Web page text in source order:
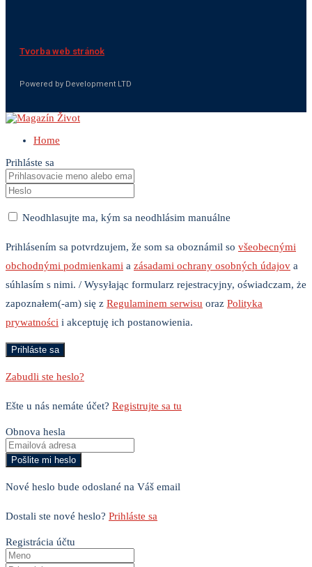
Tvorba web stránok
Powered by Development LTD
Home
Prihláste sa
Neodhlasujte ma, kým sa neodhlásim manuálne
Prihlásením sa potvrdzujem, že som sa oboznámil so všeobecnými
obchodnými podmienkami a zásadami ochrany osobných údajov a
súhlasím s nimi. / Wysyłając formularz rejestracyjny, oświadczam, że
zapoznałem(-am) się z Regulaminem serwisu oraz Polityka
prywatności i akceptuję ich postanowienia.
Zabudli ste heslo?
Ešte u nás nemáte účet? Registrujte sa tu
Obnova hesla
Nové heslo bude odoslané na Váš email
Dostali ste nové heslo? Prihláste sa
Registrácia účtu